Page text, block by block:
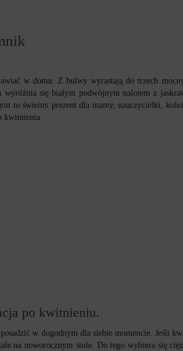
w domu. Z bulwy wyrastają do trzech
się białym podwójnym nalotem z
to świetny prezent dla mamy, nauczycielki,
kwitnienia.
po kwitnieniu.
w dogodnym dla siebie momencie. Jeśli
na noworocznym stole. Do tego wybiera się